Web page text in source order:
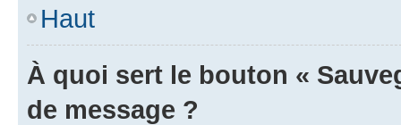
Haut
À quoi sert le bouton «
de message ?